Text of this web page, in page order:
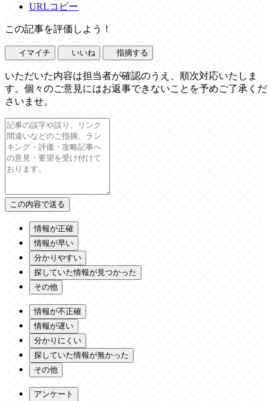
URLコピー
この記事を評価しよう！
イマイチ いいね 指摘する
いただいた内容は担当者が確認のうえ、順次対応いたしま
す。個々のご意見にはお返事できないことを予めご了承くだ
さいませ。
情報が正確
情報が早い
分かりやすい
探していた情報が見つかった
その他
情報が不正確
情報が遅い
分かりにくい
探していた情報が無かった
その他
アンケート